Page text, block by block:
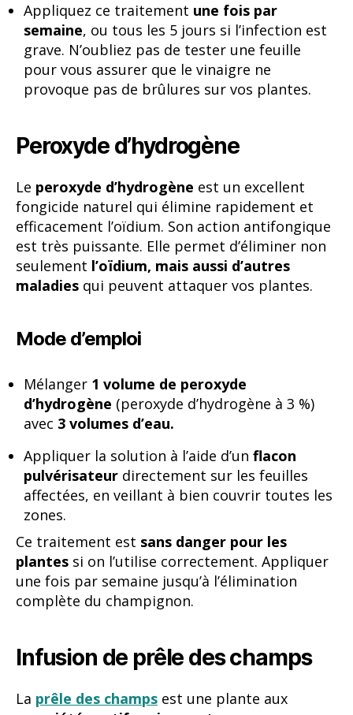
Appliquez ce traitement une fois par
semaine, ou tous les 5 jours si l’infection est
grave. N’oubliez pas de tester une feuille
pour vous assurer que le vinaigre ne
provoque pas de brûlures sur vos plantes.
Peroxyde d’hydrogène
Le peroxyde d’hydrogène est un excellent
fongicide naturel qui élimine rapidement et
efficacement l’oïdium. Son action antifongique
est très puissante. Elle permet d’éliminer non
seulement l’oïdium, mais aussi d’autres
maladies qui peuvent attaquer vos plantes.
Mode d’emploi
Mélanger 1 volume de peroxyde
d’hydrogène (peroxyde d’hydrogène à 3 %)
avec 3 volumes d’eau.
Appliquer la solution à l’aide d’un flacon
pulvérisateur directement sur les feuilles
affectées, en veillant à bien couvrir toutes les
zones.
Ce traitement est sans danger pour les
plantes si on l’utilise correctement. Appliquer
une fois par semaine jusqu’à l’élimination
complète du champignon.
Infusion de prêle des champs
La prêle des champs est une plante aux